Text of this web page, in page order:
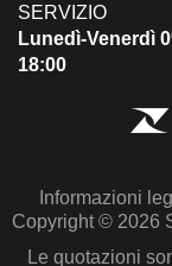
SERVIZIO
Lunedì-Venerdì
18:00
Informazioni
Copyright © 2026
Le quotazioni